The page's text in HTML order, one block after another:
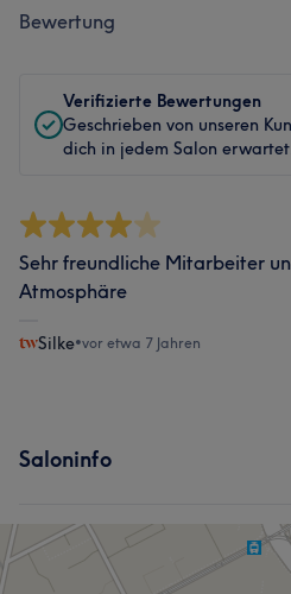
Bewertung
Verifizierte Bewertungen
Geschrieben von unseren
dich in jedem Salon
Sehr freundliche Mitarbeiter
Atmosphäre
Silke•vor etwa 7 Jahren
Saloninfo